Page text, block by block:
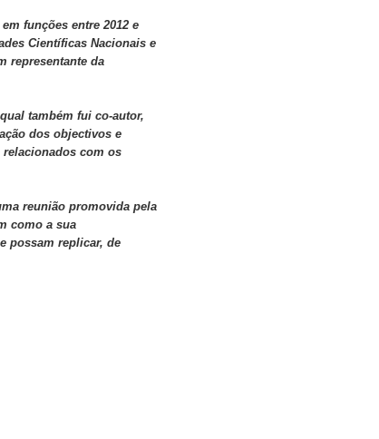
funções entre 2012 e
Científicas Nacionais e
representante da
também fui co-autor,
dos objectivos e
relacionados com os
reunião promovida pela
como a sua
possam replicar, de